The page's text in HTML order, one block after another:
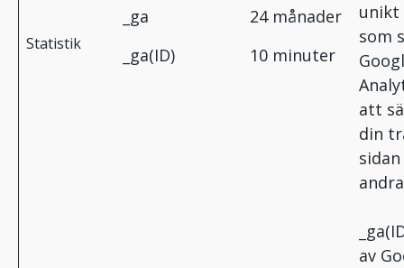
Statistik
_ga
_ga(ID)
24 månader
10 minuter
unikt
som
att
din
av